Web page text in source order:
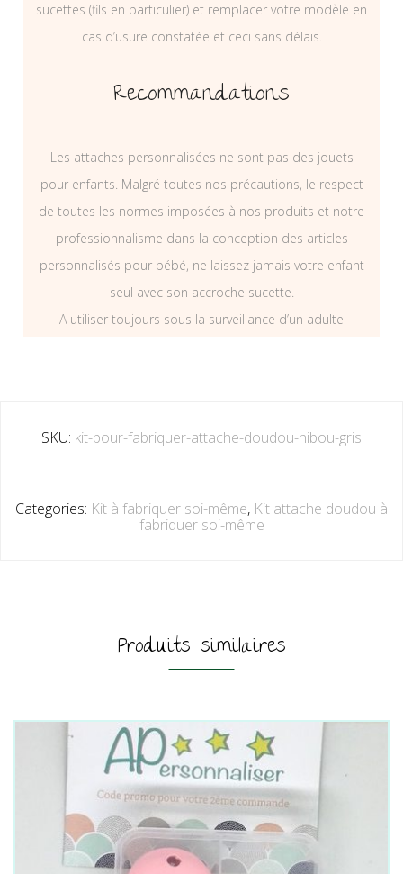
sucettes (fils en particulier) et remplacer votre modèle en
cas d’usure constatée et ceci sans délais.
Recommandations
Les attaches personnalisées ne sont pas des jouets
pour enfants. Malgré toutes nos précautions, le respect
de toutes les normes imposées à nos produits et notre
professionnalisme dans la conception des articles
personnalisés pour bébé, ne laissez jamais votre enfant
seul avec son accroche sucette.
A utiliser toujours sous la surveillance d’un adulte
SKU: kit-pour-fabriquer-attache-doudou-hibou-gris
Categories: Kit à fabriquer soi-même, Kit attache doudou à
fabriquer soi-même
Produits similaires